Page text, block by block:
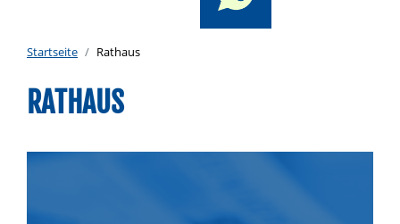
Startseite Rathaus
RATHAUS